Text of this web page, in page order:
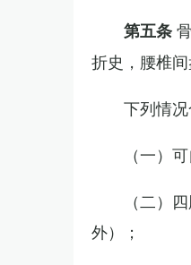
第五条
折史，腰椎
下列情况
（一）
（二）
外）；